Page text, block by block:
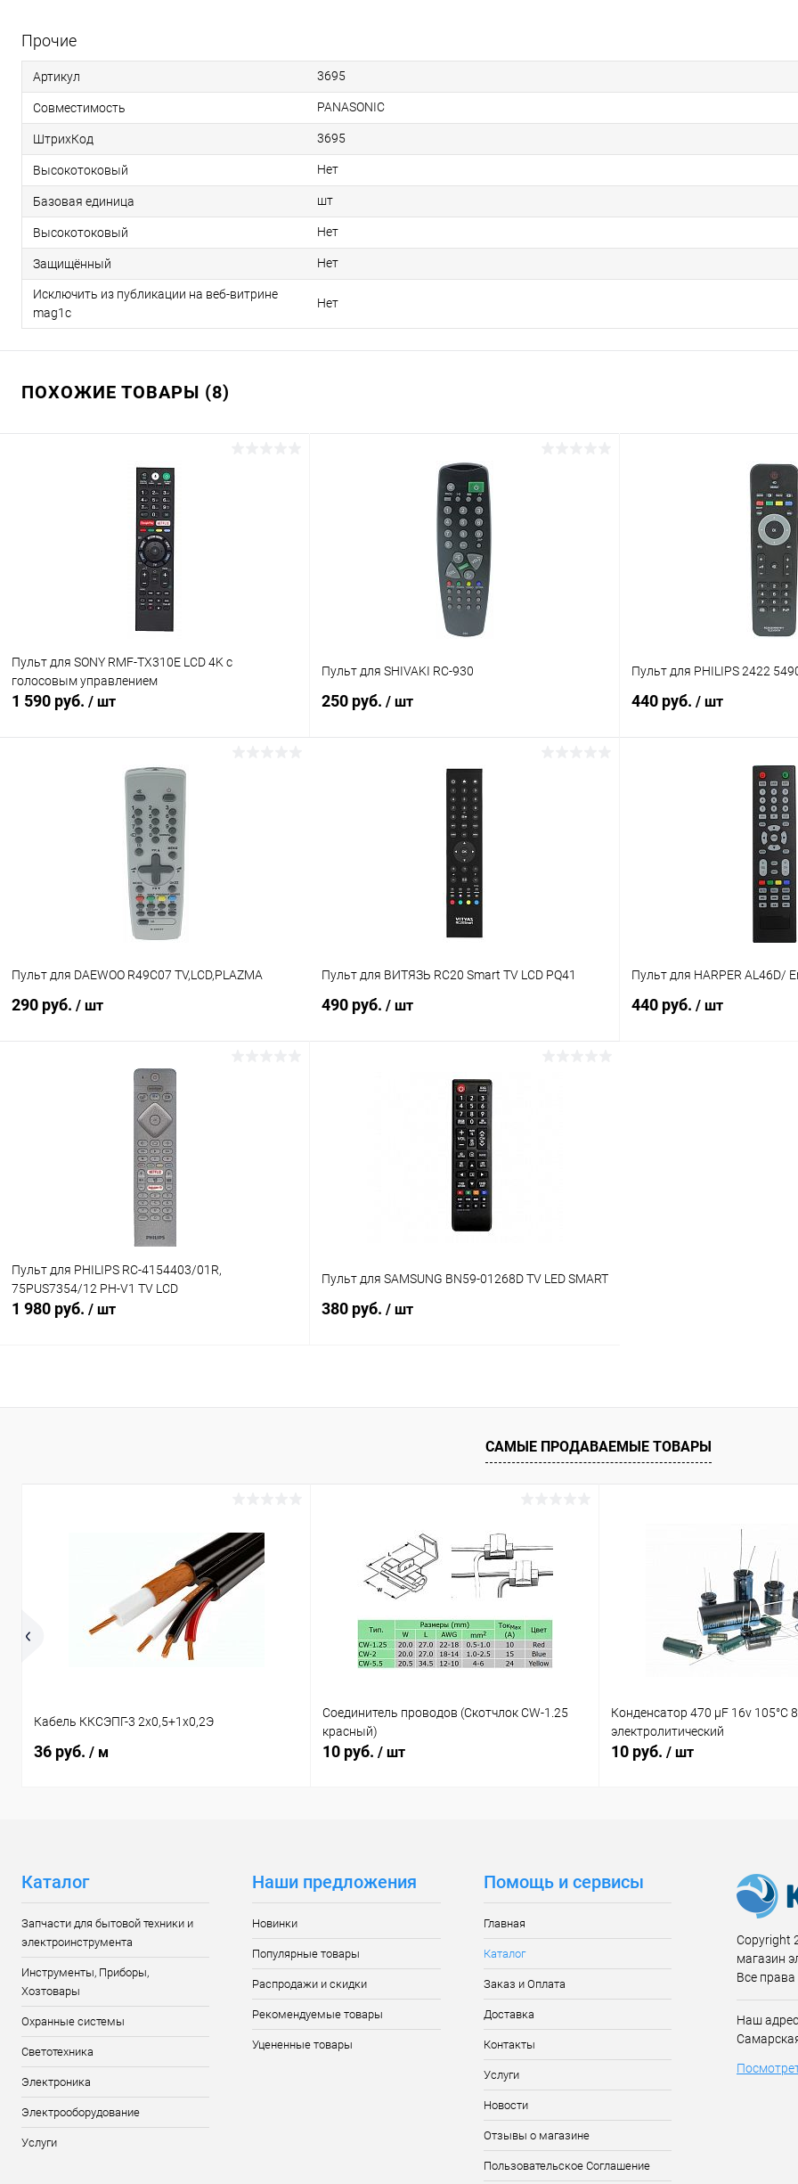
Прочие
Артикул 3695
Совместимость PANASONIC
ШтрихКод 3695
Высокотоковый Нет
Базовая единица шт
Высокотоковый Нет
Защищённый Нет
Исключить из публикации на веб-витрине
mag1c
Нет
ПОХОЖИЕ ТОВАРЫ (8)
Пульт для SONY RMF-TX310E LCD 4K с
голосовым управлением
1 590 руб. / шт
В корзину
Пульт для SHIVAKI RC-930
250 руб. / шт
В корзину
Пульт для PHILIPS 2422
440 руб. / шт
В
Пульт для DAEWOO R49C07 TV,LCD,PLAZMA
290 руб. / шт
В корзину
Пульт для ВИТЯЗЬ RC20 Smart TV LCD PQ41
490 руб. / шт
В корзину
Пульт для HARPER AL46D/
440 руб. / шт
Пульт для PHILIPS RC-4154403/01R,
75PUS7354/12 PH-V1 TV LCD
1 980 руб. / шт
Пульт для SAMSUNG BN59-01268D TV LED SMART
380 руб. / шт
В наличии (23)
САМЫЕ ПРОДАВАЕМЫЕ ТОВАРЫ
Кабель ККСЭПГ-3 2х0,5+1х0,2Э
36 руб. / м
Соединитель проводов (Скотчлок CW-1.25
красный)
10 руб. / шт
Конденсатор 470 µF 16v 105°C
электролитический
10 руб. / шт
Каталог
Запчасти для бытовой техники и
электроинструмента
Инструменты, Приборы,
Хозтовары
Охранные системы
Светотехника
Электроника
Электрооборудование
Услуги
Наши предложения
Новинки
Популярные товары
Распродажи и скидки
Рекомендуемые товары
Уцененные товары
Помощь и сервисы
Главная
Каталог
Заказ и Оплата
Доставка
Контакты
Услуги
Новости
Отзывы о магазине
Пользовательское Соглашение
Copyright
магазин
Все
Наш